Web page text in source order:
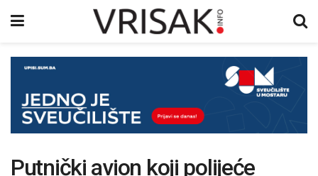
Putnički avion koji polijeće